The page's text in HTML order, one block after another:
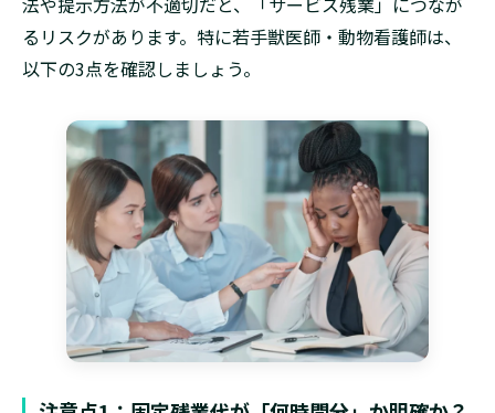
るリスクがあります。特に若手獣医師・動物看護師は、
以下の3点を確認しましょう。